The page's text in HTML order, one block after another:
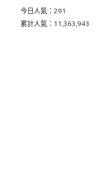
今日人氣： 291
累計人氣： 11,363,943